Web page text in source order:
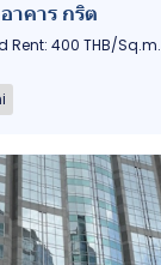
าคาร กริต
Rent: 400 THB/Sq.m.